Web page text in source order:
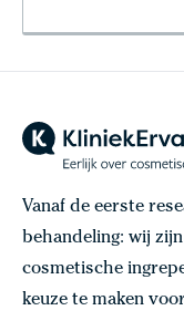
Vanaf de eerste
behandeling: wij
cosmetische
keuze te maken